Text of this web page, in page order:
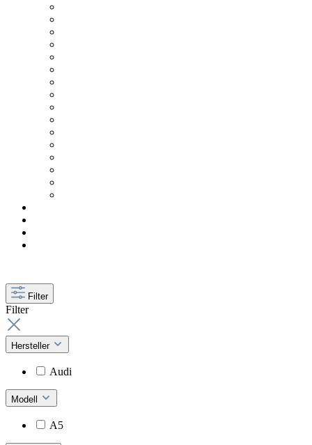
Filter
Filter
Hersteller
Audi
Modell
A5